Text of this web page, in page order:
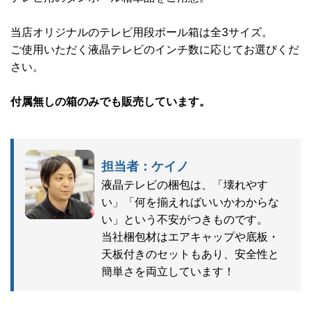
当店オリジナルのテレビ用段ボール箱は全3サイズ。
ご使用いただく液晶テレビのインチ数に応じてお選びくだ
さい。
付属無しの箱のみでも販売しています。
担当者：ケイノ
液晶テレビの梱包は、「壊れやす
い」「何を揃えればいいかわからな
い」という不安がつきものです。
当社梱包材はエアキャップや底板・
天板付きのセットもあり、安全性と
簡単さを両立しています！